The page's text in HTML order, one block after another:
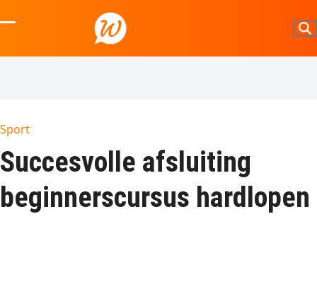
to
mobile
mobile
Sport
Succesvolle afsluiting
beginnerscursus hardlopen